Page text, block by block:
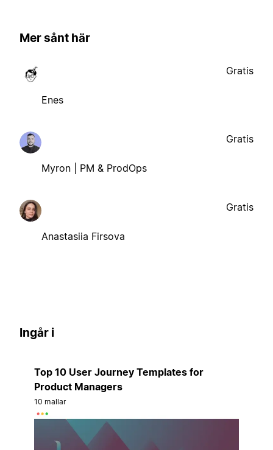
Mer sånt här
Enes
Gratis
Myron | PM & ProdOps
Gratis
Anastasiia Firsova
Gratis
Ingår i
Top 10 User Journey Templates for
Product Managers
10 mallar